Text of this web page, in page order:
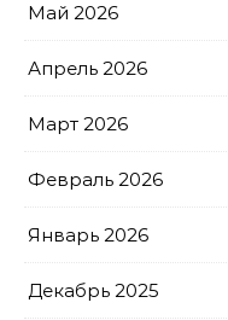
Май 2026
Апрель 2026
Март 2026
Февраль 2026
Январь 2026
Декабрь 2025